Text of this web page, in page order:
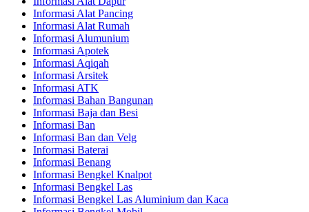
Informasi Alat Pancing
Informasi Alat Rumah
Informasi Alumunium
Informasi Apotek
Informasi Aqiqah
Informasi Arsitek
Informasi ATK
Informasi Bahan Bangunan
Informasi Baja dan Besi
Informasi Ban
Informasi Ban dan Velg
Informasi Baterai
Informasi Benang
Informasi Bengkel Knalpot
Informasi Bengkel Las
Informasi Bengkel Las Aluminium dan Kaca